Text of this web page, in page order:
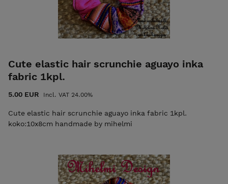
Cute elastic hair scrunchie aguayo inka
fabric 1kpl.
5.00 EUR Incl. VAT 24.00%
Cute elastic hair scrunchie aguayo inka fabric 1kpl.
koko:10x8cm handmade by mihelmi